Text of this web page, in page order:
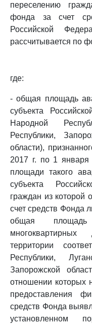
переселению
фонда за счет
Российской
рассчитывается по
где:
- общая площадь
субъекта
Народной
Республики,
области),
2017 г. по 1
площади такого
субъекта
граждан из которой
счет средств Фонда
общая
территории
Республики,
Запорожской
отношении которых
предоставления
средств Фонда
установленном